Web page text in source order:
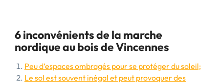
6 inconvénients de la marche
nordique au bois de Vincennes
Peu d’espaces ombragés pour se protéger du soleil;
Le sol est souvent inégal et peut provoquer des